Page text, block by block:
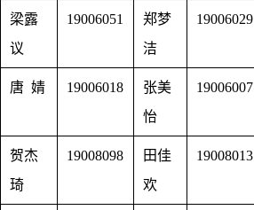
梁露
议
19006051
郑梦
洁
19006029
唐 婧 19006018
张美
怡
19006007
贺杰
琦
19008098
田佳
欢
19008013